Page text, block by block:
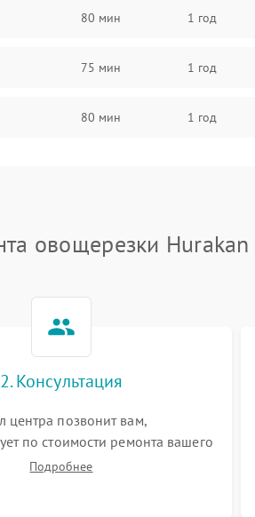
80 мин 1 год
75 мин 1 год
80 мин 1 год
овощерезки Hurakan
2. Консультация
позвонит вам,
по стоимости ремонта вашего
ответит на все ваши
Подробнее